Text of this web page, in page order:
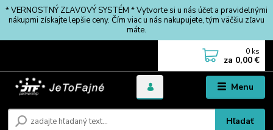
* VERNOSTNÝ ZĽAVOVÝ SYSTÉM * Vytvorte si u nás účet a pravidelnými
nákupmi získajte lepšie ceny. Čím viac u nás nakupujete, tým väčšiu zľavu
máte.
Menu
Hľadať
0 ks
za 0,00 €